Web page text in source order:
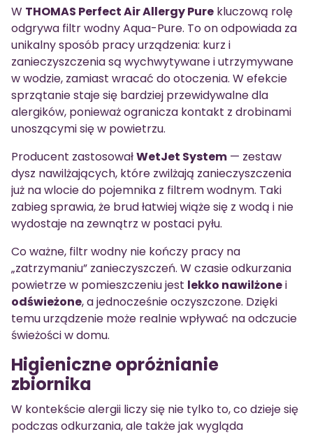
W THOMAS Perfect Air Allergy Pure kluczową rolę
odgrywa filtr wodny Aqua-Pure. To on odpowiada za
unikalny sposób pracy urządzenia: kurz i
zanieczyszczenia są wychwytywane i utrzymywane
w wodzie, zamiast wracać do otoczenia. W efekcie
sprzątanie staje się bardziej przewidywalne dla
alergików, ponieważ ogranicza kontakt z drobinami
unoszącymi się w powietrzu.
Producent zastosowałWetJet System — zestaw
dysz nawilżających, które zwilżają zanieczyszczenia
już na wlocie do pojemnika z filtrem wodnym. Taki
zabieg sprawia, że brud łatwiej wiąże się z wodą i nie
wydostaje na zewnątrz w postaci pyłu.
Co ważne, filtr wodny nie kończy pracy na
„zatrzymaniu” zanieczyszczeń. W czasie odkurzania
powietrze w pomieszczeniu jest lekko nawilżonei
odświeżone, a jednocześnie oczyszczone. Dzięki
temu urządzenie może realnie wpływać na odczucie
świeżości w domu.
Higieniczne opróżnianie
zbiornika
W kontekście alergii liczy się nie tylko to, co dzieje się
podczas odkurzania, ale także jak wygląda